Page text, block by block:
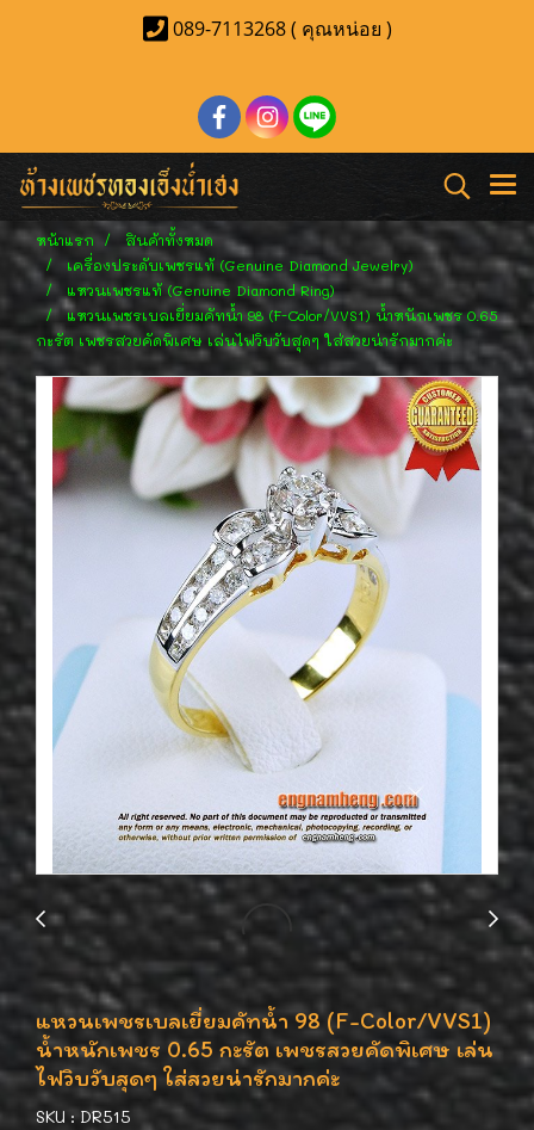
089-7113268 ( คุณหน่อย )
หน้าแรก
สินค้าทั้งหมด
เครื่องประดับเพชรแท้ (Genuine Diamond Jewelry)
แหวนเพชรแท้ (Genuine Diamond Ring)
แหวนเพชรเบลเยี่ยมคัทน้ำ 98 (F-Color/VVS1) น้ำหนักเพชร 0.65
กะรัต เพชรสวยคัดพิเศษ เล่นไฟวิบวับสุดๆ ใส่สวยน่ารักมากค่ะ
แหวนเพชรเบลเยี่ยมคัทน้ำ 98 (F-Color/VVS1)
น้ำหนักเพชร 0.65 กะรัต เพชรสวยคัดพิเศษ เล่น
ไฟวิบวับสุดๆ ใส่สวยน่ารักมากค่ะ
SKU : DR515